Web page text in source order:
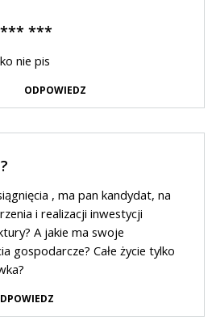
***
nie pis
ODPOWIEDZ
, ma pan kandydat, na
i realizacji inwestycji
A jakie ma swoje
gospodarcze? Całe życie tylko